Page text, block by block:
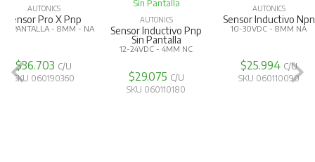
Voltaje residual: Máx 1.5V
Sensor Inductivo Npn
10-30VDC - 8MM NA
$25.994
SKU 060110090
AUTONICS
Sensor Inductivo Npn
10-30VDC - 5MM NA
SKU 060110080
Sensor
10-30VDC -
SKU